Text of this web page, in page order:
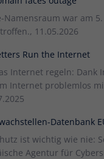
Namensraum war am
11.05.2026
Run the Internet
Internet regeln: Dank
Internet problemlos
Datenbank
ist wichtig wie nie:
Agentur für